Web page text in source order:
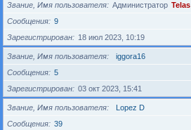
Звание, Имя пользователя Администратор Telas
Сообщения
9
Зарегистрирован
18 июл 2023, 10:19
Звание, Имя пользователя
iggora16
Сообщения
5
Зарегистрирован
03 окт 2023, 15:41
Звание, Имя пользователя
Lopez D
Сообщения
39